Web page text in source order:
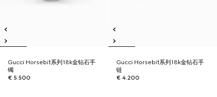
Gucci Horsebit系列18k金钻石手
镯
€ 5.500
Gucci Horsebit系列18k金钻石手
链
€ 4.200